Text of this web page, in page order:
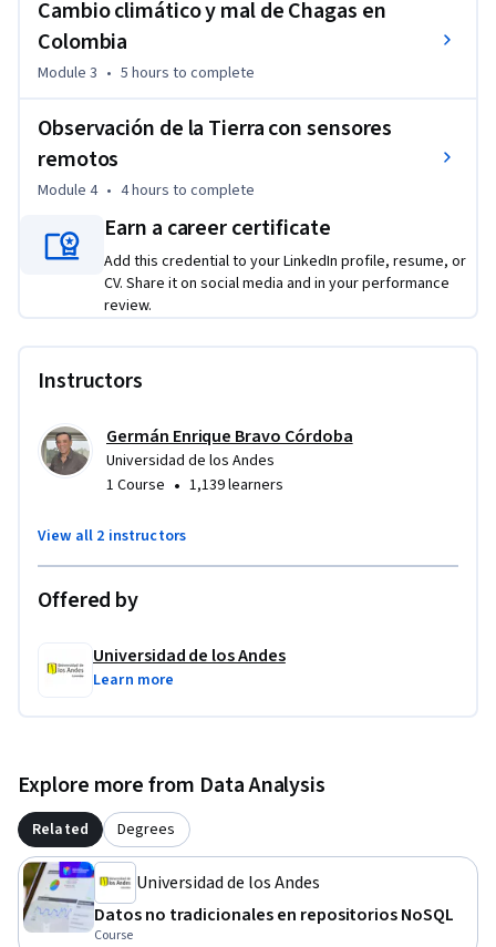
actividades planteadas.
Este curso requiere de la instalación de un programa
siguientes especificaciones minimas:
Computador con mínimo 8 GB de Memoria RAM.
Sistema Operativo Windows 10
Espacio en disco disponible 20 GB
Conexión a internet estable para descargar información
Cambio climático y mal de Chagas en
Colombia
Module 3 • 5 hours to complete
Observación de la Tierra con sensores
remotos
Module 4 • 4 hours to complete
Earn a career certificate
Add this credential to your LinkedIn profile, resume, or
CV. Share it on social media and in your performance
review.
Instructors
Germán Enrique Bravo Córdoba
Universidad de los Andes
1 Course • 1,139 learners
View all 2 instructors
Offered by
Universidad de los Andes
Learn more
Explore more from Data Analysis
Related Degrees
Universidad de los Andes
Datos no tradicionales en repositorios NoSQL
Course